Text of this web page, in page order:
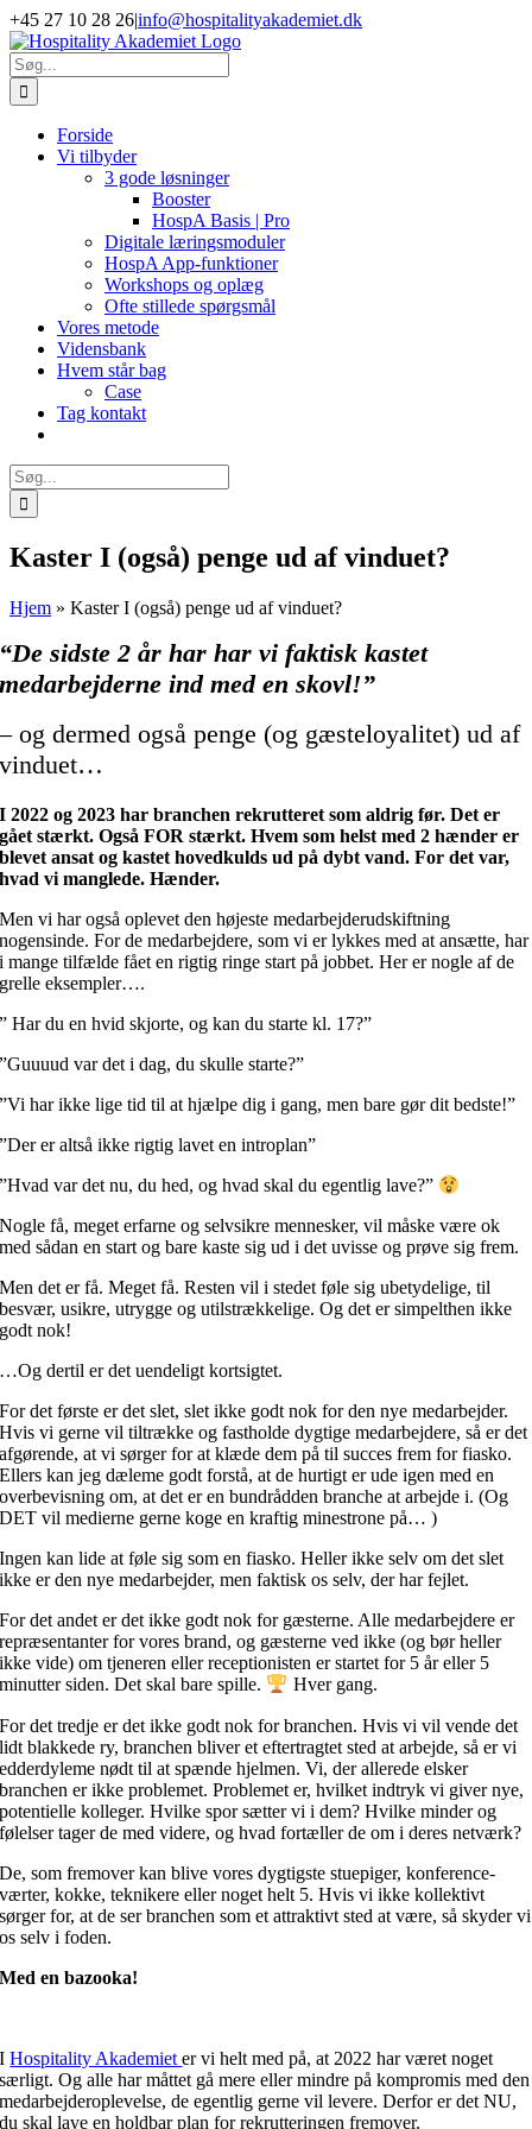
Skip
to
content
+45 27 10 28 26|info@hospitalityakademiet.dk
LinkedIn
Søg
efter:
Forside
Vi tilbyder
3 gode løsninger
Booster
HospA Basis | Pro
Digitale læringsmoduler
HospA App-funktioner
Workshops og oplæg
Ofte stillede spørgsmål
Vores metode
Vidensbank
Hvem står bag
Case
Tag kontakt
Søg
efter:
Kaster I (også) penge ud af vinduet?
Hjem » Kaster I (også) penge ud af vinduet?
“De sidste 2 år har har vi faktisk kastet
medarbejderne ind med en skovl!”
– og dermed også penge (og gæsteloyalitet) ud af
vinduet…
I 2022 og 2023 har branchen rekrutteret som aldrig før. Det er
gået stærkt. Også FOR stærkt. Hvem som helst med 2 hænder er
blevet ansat og kastet hovedkulds ud på dybt vand. For det var,
hvad vi manglede. Hænder.
Men vi har også oplevet den højeste medarbejderudskiftning
nogensinde. For de medarbejdere, som vi er lykkes med at ansætte, har
i mange tilfælde fået en rigtig ringe start på jobbet. Her er nogle af de
grelle eksempler….
” Har du en hvid skjorte, og kan du starte kl. 17?”
”Guuuud var det i dag, du skulle starte?”
”Vi har ikke lige tid til at hjælpe dig i gang, men bare gør dit bedste!”
”Der er altså ikke rigtig lavet en introplan”
”Hvad var det nu, du hed, og hvad skal du egentlig lave?”
Nogle få, meget erfarne og selvsikre mennesker, vil måske være ok
med sådan en start og bare kaste sig ud i det uvisse og prøve sig frem.
Men det er få. Meget få. Resten vil i stedet føle sig ubetydelige, til
besvær, usikre, utrygge og utilstrækkelige. Og det er simpelthen ikke
godt nok!
…Og dertil er det uendeligt kortsigtet.
For det første er det slet, slet ikke godt nok for den nye medarbejder.
Hvis vi gerne vil tiltrække og fastholde dygtige medarbejdere, så er det
afgørende, at vi sørger for at klæde dem på til succes frem for fiasko.
Ellers kan jeg dæleme godt forstå, at de hurtigt er ude igen med en
overbevisning om, at det er en bundrådden branche at arbejde i. (Og
DET vil medierne gerne koge en kraftig minestrone på… )
Ingen kan lide at føle sig som en fiasko. Heller ikke selv om det slet
ikke er den nye medarbejder, men faktisk os selv, der har fejlet.
For det andet er det ikke godt nok for gæsterne. Alle medarbejdere er
repræsentanter for vores brand, og gæsterne ved ikke (og bør heller
ikke vide) om tjeneren eller receptionisten er startet for 5 år eller 5
minutter siden. Det skal bare spille.
Hver gang.
For det tredje er det ikke godt nok for branchen. Hvis vi vil vende det
lidt blakkede ry, branchen bliver et eftertragtet sted at arbejde, så er vi
edderdyleme nødt til at spænde hjelmen. Vi, der allerede elsker
branchen er ikke problemet. Problemet er, hvilket indtryk vi giver nye,
potentielle kolleger. Hvilke spor sætter vi i dem? Hvilke minder og
følelser tager de med videre, og hvad fortæller de om i deres netværk?
De, som fremover kan blive vores dygtigste stuepiger, konference-
værter, kokke, teknikere eller noget helt 5. Hvis vi ikke kollektivt
sørger for, at de ser branchen som et attraktivt sted at være, så skyder vi
os selv i foden.
Med en bazooka!
IHospitality Akademieter vi helt med på, at 2022 har været noget
særligt. Og alle har måttet gå mere eller mindre på kompromis med den
medarbejderoplevelse, de egentlig gerne vil levere. Derfor er det NU,
du skal lave en holdbar plan for rekrutteringen fremover.